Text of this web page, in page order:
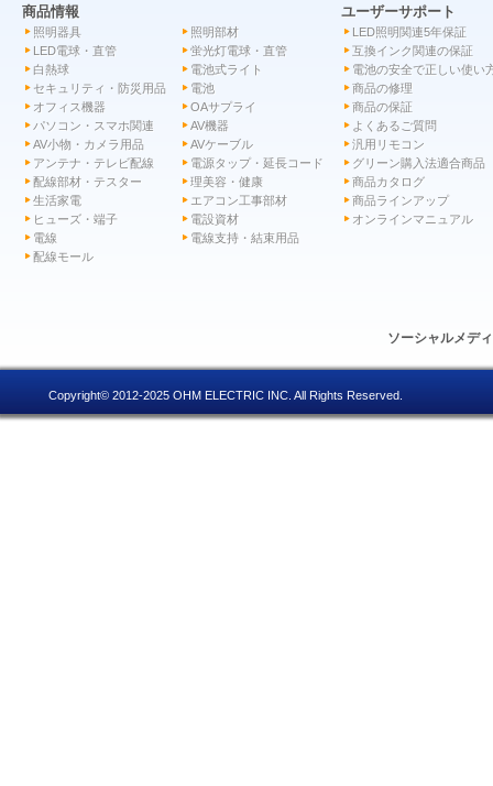
商品情報
照明器具
照明部材
LED電球・直管
蛍光灯電球・直管
白熱球
電池式ライト
セキュリティ・防災用品
電池
オフィス機器
OAサプライ
パソコン・スマホ関連
AV機器
AV小物・カメラ用品
AVケーブル
アンテナ・テレビ配線
電源タップ・延長コード
配線部材・テスター
理美容・健康
生活家電
エアコン工事部材
ヒューズ・端子
電設資材
電線
電線支持・結束用品
配線モール
ユーザーサポート
LED照明関連5年保証
互換インク関連の保証
電池の安全で正しい使い
商品の修理
商品の保証
よくあるご質問
汎用リモコン
グリーン購入法適合商品
商品カタログ
商品ラインアップ
オンラインマニュアル
ソーシャルメデ
Copyright© 2012-2025 OHM ELECTRIC INC. All Rights Reserved.